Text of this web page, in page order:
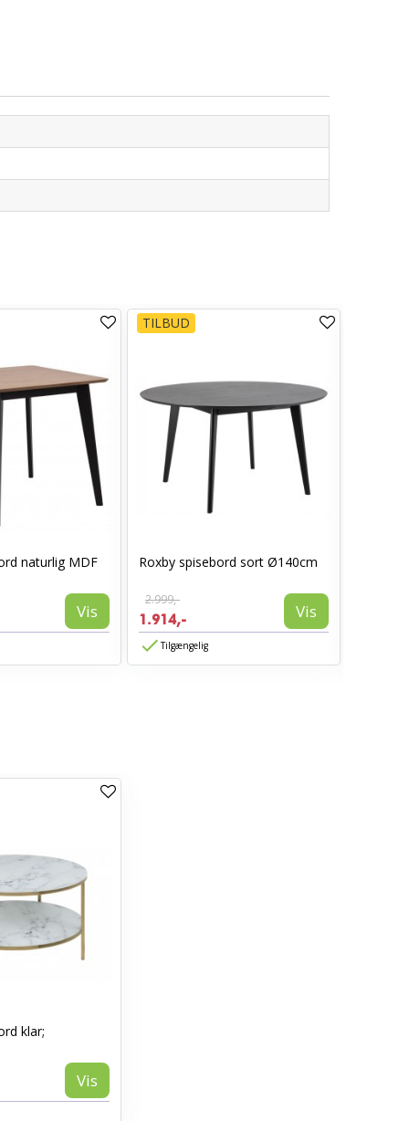
naturlig MDF
Vis
TILBUD
Roxby spisebord sort Ø140cm
2.999,-
1.914,- Vis
Tilgængelig
klar;
Vis